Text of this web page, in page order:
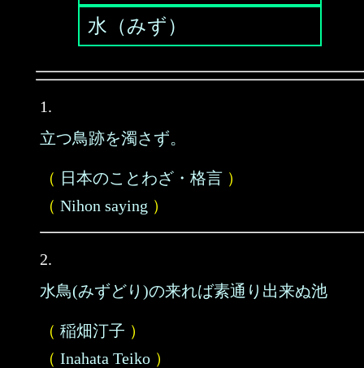
水（みず）
1.
立つ鳥跡を濁さず。
（ 日本のことわざ・格言 ）
（ Nihon saying ）
2.
水鳥(みずどり)の来れば素通り出来ぬ池
（ 稲畑汀子 ）
（ Inahata Teiko ）